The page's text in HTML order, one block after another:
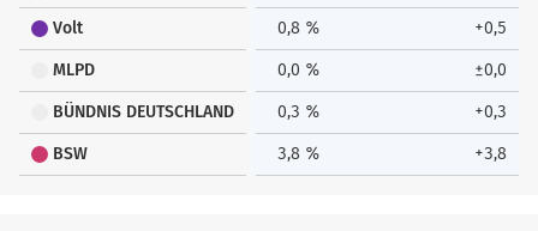
Volt 0,8 % +0,5
MLPD 0,0 % ±0,0
BÜNDNIS DEUTSCHLAND 0,3 % +0,3
BSW 3,8 % +3,8